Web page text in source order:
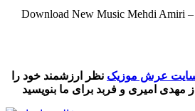
Download New Music Mehdi Amiri –
عرش موزیک نظر ارزشمند خود را